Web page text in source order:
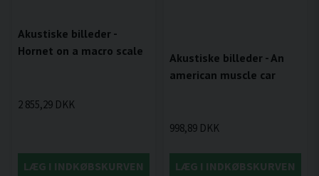
Akustiske billeder -
Hornet on a macro scale
2 855,29 DKK
LÆG I INDKØBSKURVEN
Akustiske billeder - An
american muscle car
998,89 DKK
LÆG I INDKØBSKURVEN